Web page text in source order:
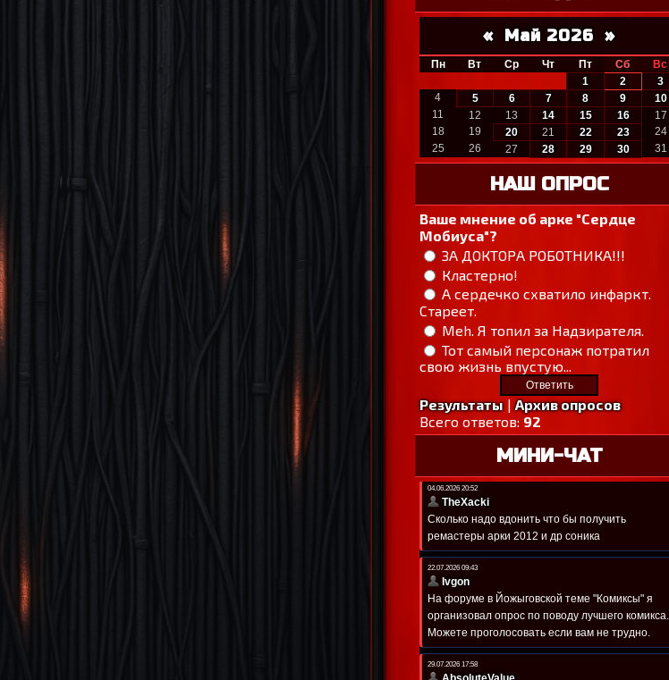
« Май 2026 »
Пн Вт Ср Чт Пт Сб
Вс
1
2
3
4
5 6 7 8 9
10
11
12 13 14 15 16
17
18
19 20 21 22 23
24
25
26 27 28 29 30 31
НАШ ОПРОС
Ваше мнение об арке "Сердце
Мобиуса"?
ЗА ДОКТОРА РОБОТНИКА!!!
Кластерно!
А сердечко схватило инфаркт.
Стареет.
Meh. Я топил за Надзирателя.
Тот самый персонаж потратил
свою жизнь впустую...
Результаты|Архив опросов
Всего ответов: 92
МИНИ-ЧАТ